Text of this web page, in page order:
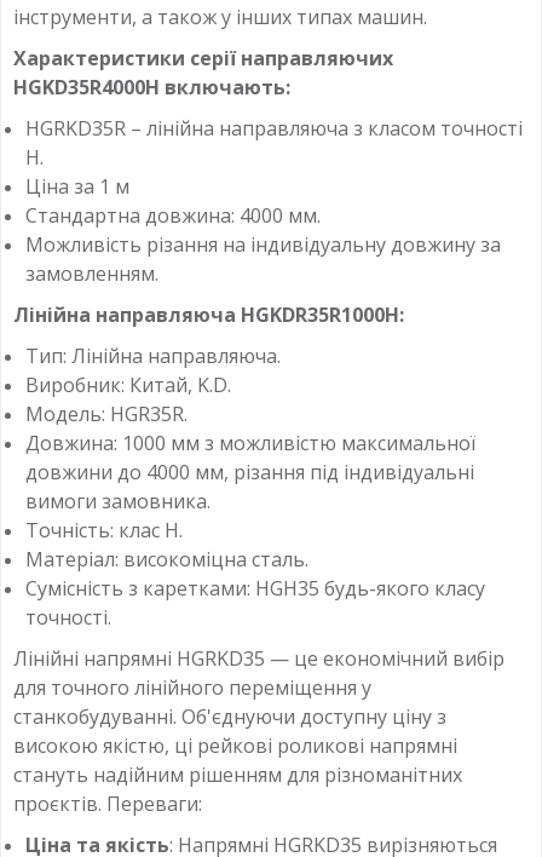
інструменти, а також у інших типах машин.
Характеристики серії направляючих
HGKD35R4000H включають:
HGRKD35R – лінійна направляюча з класом точності
H.
Ціна за 1 м
Стандартна довжина: 4000 мм.
Можливість різання на індивідуальну довжину за
замовленням.
Лінійна направляюча HGKDR35R1000H:
Тип: Лінійна направляюча.
Виробник: Китай, K.D.
Модель: HGR35R.
Довжина: 1000 мм з можливістю максимальної
довжини до 4000 мм, різання під індивідуальні
вимоги замовника.
Точність: клас H.
Матеріал: високоміцна сталь.
Сумісність з каретками: HGH35 будь-якого класу
точності.
Лінійні напрямні HGRKD35 — це економічний вибір
для точного лінійного переміщення у
станкобудуванні. Об'єднуючи доступну ціну з
високою якістю, ці рейкові роликові напрямні
стануть надійним рішенням для різноманітних
проєктів. Переваги:
Ціна та якість: Напрямні HGRKD35 вирізняються